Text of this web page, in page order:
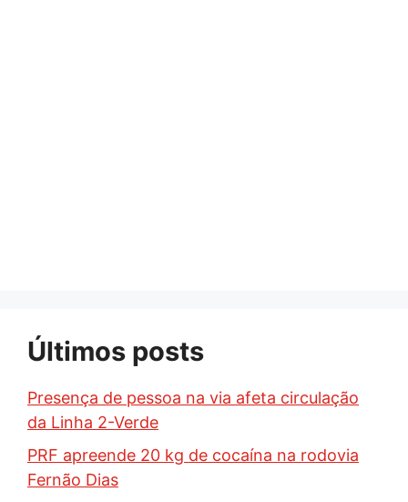
Últimos posts
Presença de pessoa na via afeta circulação
da Linha 2-Verde
PRF apreende 20 kg de cocaína na rodovia
Fernão Dias